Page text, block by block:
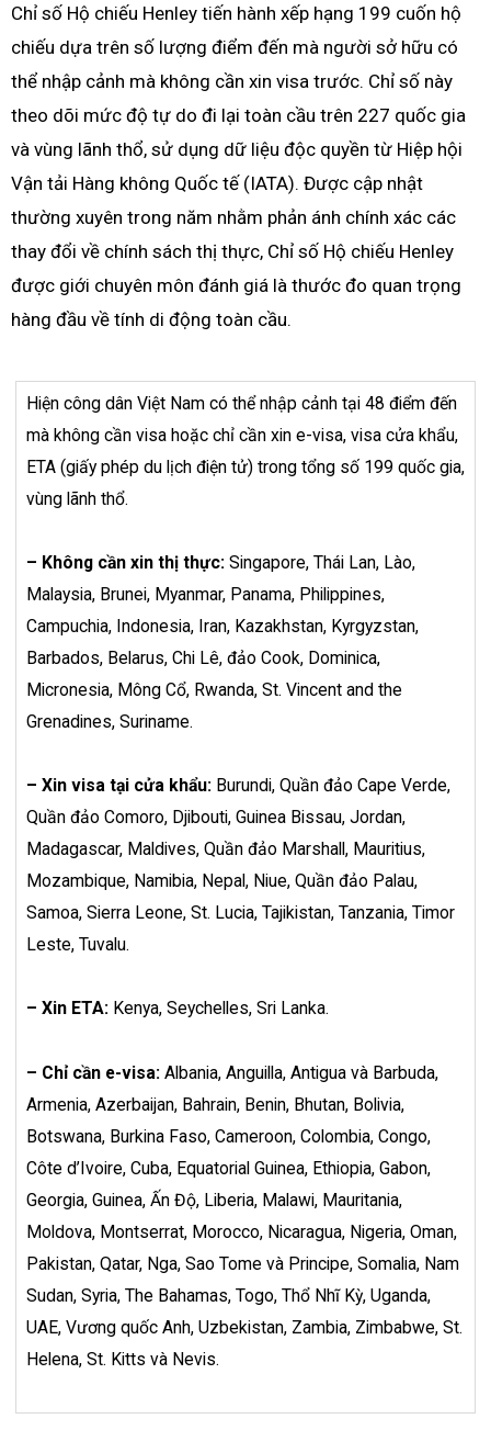
Chỉ số Hộ chiếu Henley tiến hành xếp hạng 199 cuốn hộ
chiếu dựa trên số lượng điểm đến mà người sở hữu có
thể nhập cảnh mà không cần xin visa trước. Chỉ số này
theo dõi mức độ tự do đi lại toàn cầu trên 227 quốc gia
và vùng lãnh thổ, sử dụng dữ liệu độc quyền từ Hiệp hội
Vận tải Hàng không Quốc tế (IATA). Được cập nhật
thường xuyên trong năm nhằm phản ánh chính xác các
thay đổi về chính sách thị thực, Chỉ số Hộ chiếu Henley
được giới chuyên môn đánh giá là thước đo quan trọng
hàng đầu về tính di động toàn cầu.
Hiện công dân Việt Nam có thể nhập cảnh tại 48 điểm đến
mà không cần visa hoặc chỉ cần xin e-visa, visa cửa khẩu,
ETA (giấy phép du lịch điện tử) trong tổng số 199 quốc gia,
vùng lãnh thổ.
– Không cần xin thị thực: Singapore, Thái Lan, Lào,
Malaysia, Brunei, Myanmar, Panama, Philippines,
Campuchia, Indonesia, Iran, Kazakhstan, Kyrgyzstan,
Barbados, Belarus, Chi Lê, đảo Cook, Dominica,
Micronesia, Mông Cổ, Rwanda, St. Vincent and the
Grenadines, Suriname.
– Xin visa tại cửa khẩu: Burundi, Quần đảo Cape Verde,
Quần đảo Comoro, Djibouti, Guinea Bissau, Jordan,
Madagascar, Maldives, Quần đảo Marshall, Mauritius,
Mozambique, Namibia, Nepal, Niue, Quần đảo Palau,
Samoa, Sierra Leone, St. Lucia, Tajikistan, Tanzania, Timor
Leste, Tuvalu.
– Xin ETA: Kenya, Seychelles, Sri Lanka.
– Chỉ cần e-visa: Albania, Anguilla, Antigua và Barbuda,
Armenia, Azerbaijan, Bahrain, Benin, Bhutan, Bolivia,
Botswana, Burkina Faso, Cameroon, Colombia, Congo,
Côte d’Ivoire, Cuba, Equatorial Guinea, Ethiopia, Gabon,
Georgia, Guinea, Ấn Độ, Liberia, Malawi, Mauritania,
Moldova, Montserrat, Morocco, Nicaragua, Nigeria, Oman,
Pakistan, Qatar, Nga, Sao Tome và Principe, Somalia, Nam
Sudan, Syria, The Bahamas, Togo, Thổ Nhĩ Kỳ, Uganda,
UAE, Vương quốc Anh, Uzbekistan, Zambia, Zimbabwe, St.
Helena, St. Kitts và Nevis.